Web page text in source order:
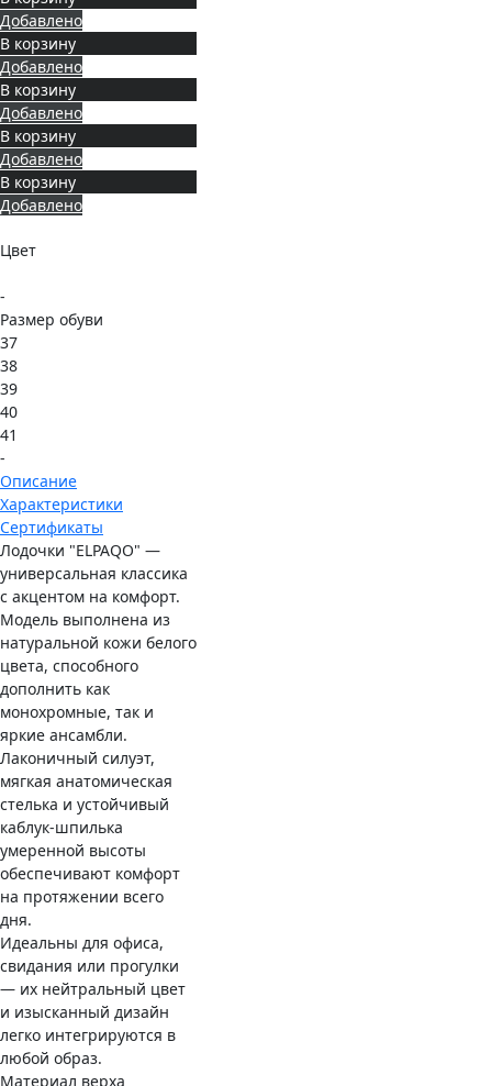
Добавлено
В корзину
Добавлено
В корзину
Добавлено
В корзину
Добавлено
В корзину
Добавлено
Цвет
-
Размер обуви
37
38
39
40
41
-
Описание
Характеристики
Сертификаты
Лодочки "ELPAQO" —
универсальная классика
с акцентом на комфорт.
Модель выполнена из
натуральной кожи белого
цвета, способного
дополнить как
монохромные, так и
яркие ансамбли.
Лаконичный силуэт,
мягкая анатомическая
стелька и устойчивый
каблук-шпилька
умеренной высоты
обеспечивают комфорт
на протяжении всего
дня.
Идеальны для офиса,
свидания или прогулки
— их нейтральный цвет
и изысканный дизайн
легко интегрируются в
любой образ.
Материал верха